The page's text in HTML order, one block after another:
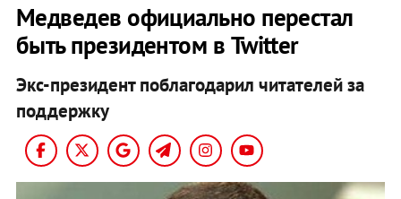
Медведев официально перестал
быть президентом в Twitter
Экс-президент поблагодарил читателей за
поддержку